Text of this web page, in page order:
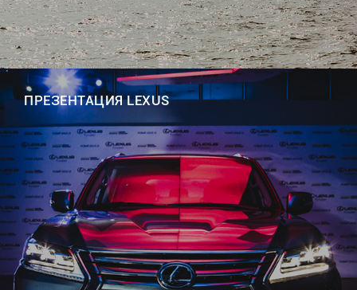
ПРЕЗЕНТАЦИЯ LEXUS